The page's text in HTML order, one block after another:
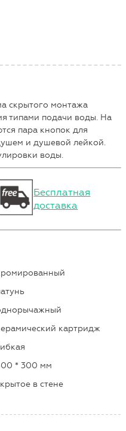
скрытого монтажа
типами подачи воды. На
пара кнопок для
и душевой лейкой.
воды.
Бесплатная
доставка
картридж
* 300 мм
в стене